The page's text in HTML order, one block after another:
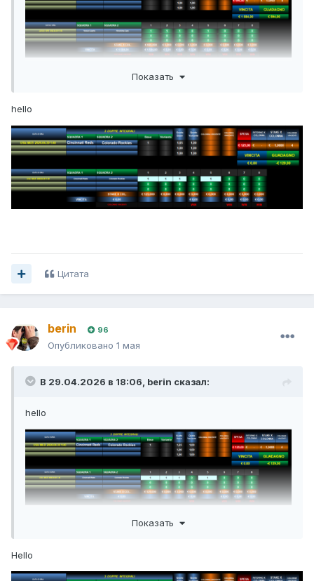
Показать
hello
Цитата
berin 96
Опубликовано 1 мая
В 29.04.2026 в 18:06, berin сказал:
hello
Показать
Hello